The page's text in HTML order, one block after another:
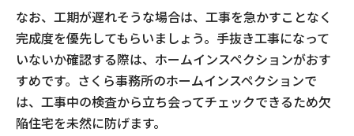
なお、工期が遅れそうな場合は、工事を急かすことなく
完成度を優先してもらいましょう。手抜き工事になって
いないか確認する際は、ホームインスペクションがおす
すめです。さくら事務所のホームインスペクションで
は、工事中の検査から立ち会ってチェックできるため欠
陥住宅を未然に防げます。